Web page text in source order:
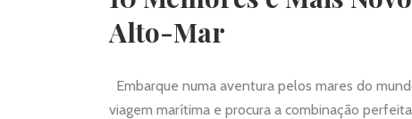
Alto-Mar
Embarque numa aventura pelos mares do
viagem marítima e procura a combinação